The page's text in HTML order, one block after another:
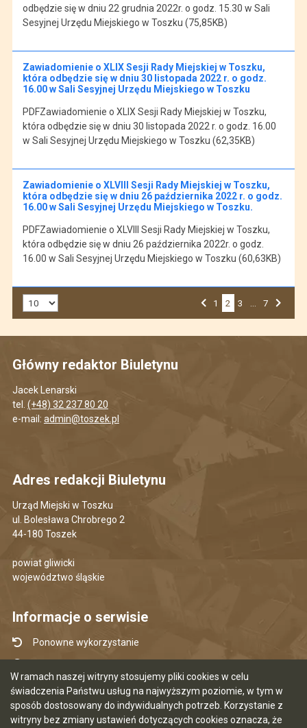
W ramach naszej witryny stosujemy pliki cookies w celu
świadczenia Państwu usług na najwyższym poziomie, w tym w
sposób dostosowany do indywidualnych potrzeb. Korzystanie z
witryny bez zmiany ustawień dotyczących cookies oznacza, że
odbędzie się w dniu 22 grudnia 2022r. o godz. 15.30 w Sali
Sesyjnej Urzędu Miejskiego w Toszku (75,85KB)
Zawiadomienie o XLIX Sesji Rady Miejskiej w Toszku,
która odbędzie się w dniu 30 listopada 2022 r. o godz.
16.00 w Sali Sesyjnej Urzędu Miejskiego w Toszku
PDFZawiadomienie o XLIX Sesji Rady Miejskiej w Toszku,
która odbędzie się w dniu 30 listopada 2022 r. o godz. 16.00
w Sali Sesyjnej Urzędu Miejskiego w Toszku (62,35KB)
Zawiadomienie o XLVIII Sesji Rady Miejskiej w Toszku,
która odbędzie się w dniu 26 października 2022 r. o godz.
16.00 w Sali Sesyjnej Urzędu Miejskiego w Toszku.
PDFZawiadomienie o XLVIII Sesji Rady Miejskiej w Toszku,
która odbędzie się w dniu 26 października 2022r. o godz.
16.00 w Sali Sesyjnej Urzędu Miejskiego w Toszku (60,63KB)
1 2 3 7
Główny redaktor Biuletynu
Jacek Lenarski
tel. (+48) 32 237 80 20
e-mail: admin@toszek.pl
Adres redakcji Biuletynu
Urząd Miejski w Toszku
ul. Bolesława Chrobrego 2
44-180 Toszek
powiat gliwicki
województwo śląskie
Informacje o serwisie
Ponowne wykorzystanie
Mapa serwisu
Instrukcja obsługi